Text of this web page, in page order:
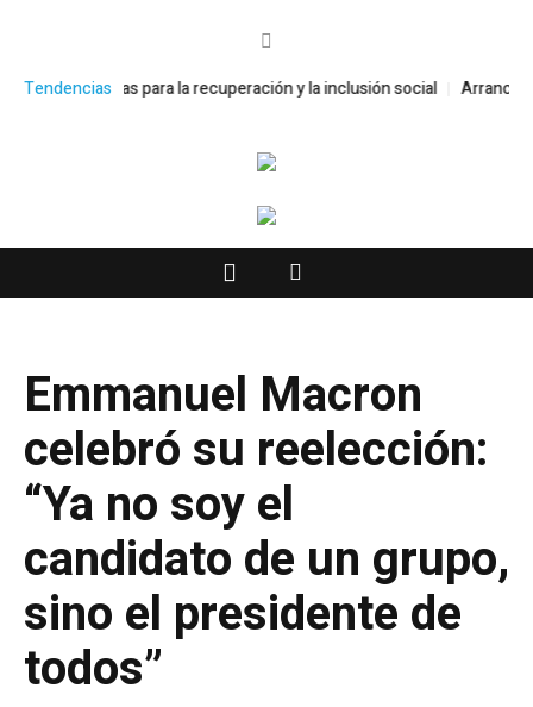
Tendencias
para la recuperación y la inclusión social Arranca “A la Escuela
Emmanuel Macron
celebró su reelección:
“Ya no soy el
candidato de un grupo,
sino el presidente de
todos”